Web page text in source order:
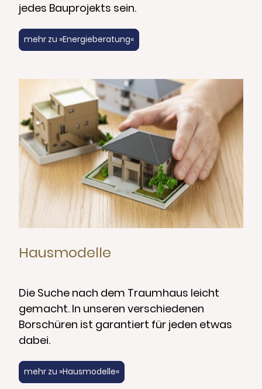
jedes Bauprojekts sein.
mehr zu »Energieberatung«
Hausmodelle
Die Suche nach dem Traumhaus leicht
gemacht. In unseren verschiedenen
Borschüren ist garantiert für jeden etwas
dabei.
mehr zu »Hausmodelle«